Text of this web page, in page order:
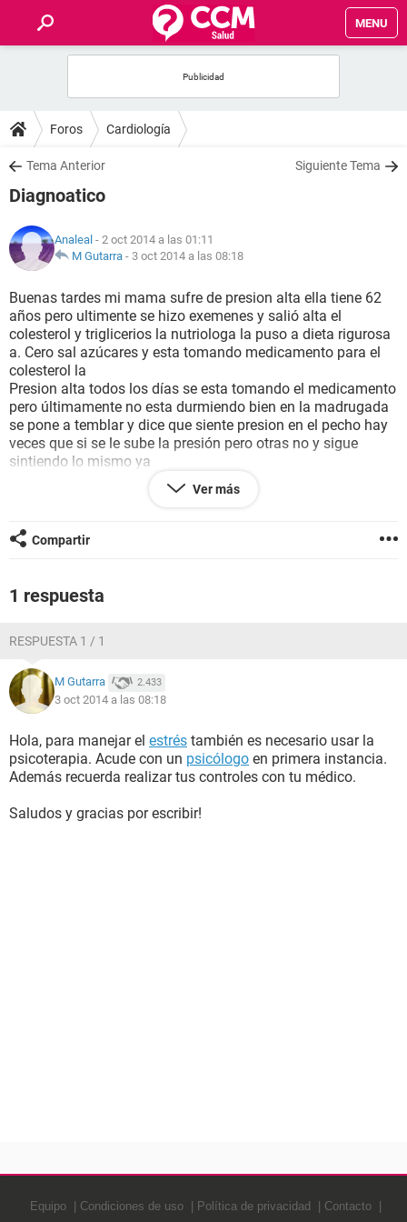
MENU
FOROS
SALUD
FAMILIA
NUTRICIÓN
BIENESTAR
SEXUALIDAD
GLOSARIO
Foros Cardiología
Tema Anterior Siguiente Tema
Diagnoatico
Analeal - 2 oct 2014 a las 01:11
M Gutarra - 3 oct 2014 a las 08:18
Buenas tardes mi mama sufre de presion alta ella tiene 62
años pero ultimente se hizo exemenes y salió alta el
colesterol y triglicerios la nutriologa la puso a dieta rigurosa
a. Cero sal azúcares y esta tomando medicamento para el
colesterol la
Presion alta todos los días se esta tomando el medicamento
pero últimamente no esta durmiendo bien en la madrugada
se pone a temblar y dice que siente presion en el pecho hay
veces que si se le sube la presión pero otras no y sigue
sintiendo lo mismo ya
No sábemoa que pueda estar pasando si lleva su dieta al
100% y sus medicamentos a
Estrés pues ya la
Llevamos a que le hicieran masajes de anti estrés pero creo
Podrían ayudar con esto se los agradecería ya que no
sabempa que pueda ser gracias.
Ver más
Compartir
1 respuesta
RESPUESTA 1 / 1
M Gutarra 2.433
3 oct 2014 a las 08:18
Hola, para manejar el estrés también es necesario usar la
psicoterapia. Acude con un psicólogo en primera instancia.
Además recuerda realizar tus controles con tu médico.
Saludos y gracias por escribir!
Equipo Condiciones de uso Política de privacidad Contacto